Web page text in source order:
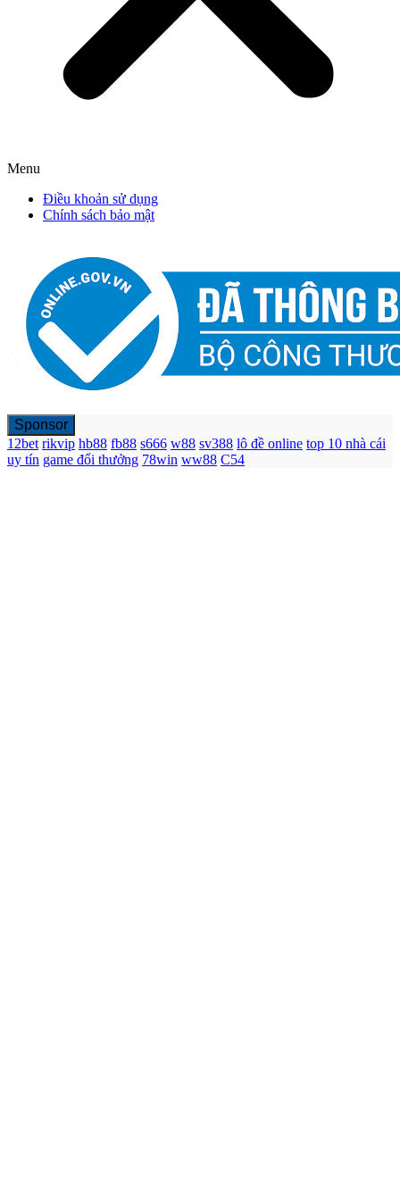
Menu
Điều khoản sử dụng
Chính sách bảo mật
Sponsor
12bet rikvip hb88 fb88 s666 w88 sv388 lô đề online top 10 nhà cái
uy tín game đổi thưởng 78win ww88 C54